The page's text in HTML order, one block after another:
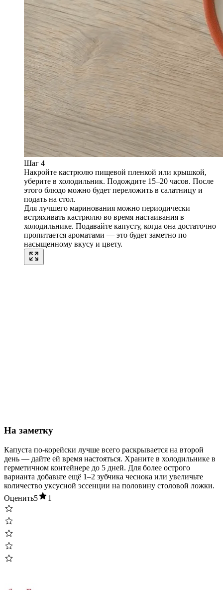
Шаг 4
Накройте кастрюлю пищевой пленкой или крышкой,
уберите в холодильник. Подождите 15–20 часов. После
этого блюдо можно будет переложить в салатницу и
подать на стол.
Для лучшего маринования можно периодически
встряхивать кастрюлю во время настаивания в
холодильнике. Подавайте капусту, когда она достаточно
пропитается ароматами — это будет заметно по
насыщенному вкусу и цвету.
На заметку
Капуста по-корейски лучше всего раскрывается на второй
день — дайте ей время настояться. Храните в холодильнике в
герметичном контейнере до 5 дней. Для более острого
варианта добавьте ещё 1–2 зубчика чеснока или увеличьте
количество уксусной эссенции на половину столовой ложки.
Оценить5 1